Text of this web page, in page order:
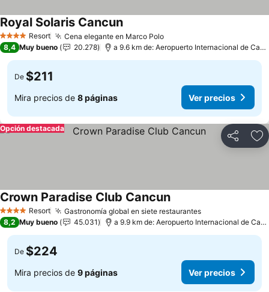
4 EstrellasResort Cena elegante en Marco PoloVer precios
Royal Solaris CancunVer precios
8,4 Muy bueno 20.278 a 9.6 km de: Aeropuerto Internacional de
De $211
Mira precios de 8 páginas Ver precios
Compartir
Opción destacada
4 EstrellasResort Gastronomía global en siete restaurantesVer precios
Crown Paradise Club CancunVer precios
8,2 Muy bueno 45.031 a 9.9 km de: Aeropuerto Internacional de
De $224
Mira precios de 9 páginas Ver precios